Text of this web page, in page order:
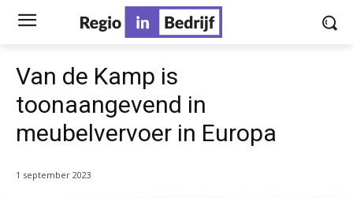
Van de Kamp is
toonaangevend in
meubelvervoer in Europa
1 september 2023